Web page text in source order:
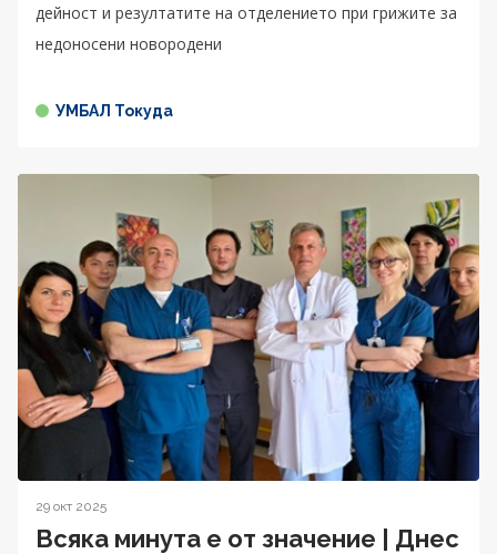
дейност и резултатите на отделението при грижите за
недоносени новородени
УМБАЛ Токуда
29 окт 2025
Всяка минута е от значение | Днес